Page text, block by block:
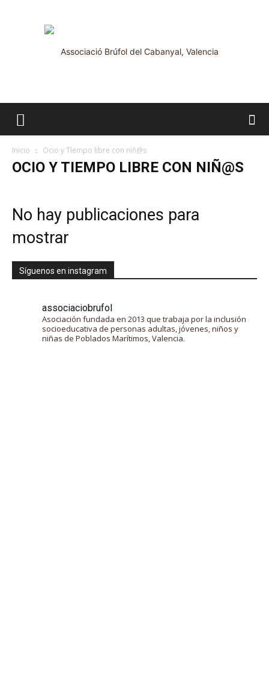
Brúfol
Inicio Ocio y Tiempo libre con niñ@s
OCIO Y TIEMPO LIBRE CON NIÑ@S
No hay publicaciones para
mostrar
Síguenos en instagram
associaciobrufol
Asociación fundada en 2013 que trabaja por la inclusión
socioeducativa de personas adultas, jóvenes, niños y
niñas de Poblados Marítimos, Valencia.